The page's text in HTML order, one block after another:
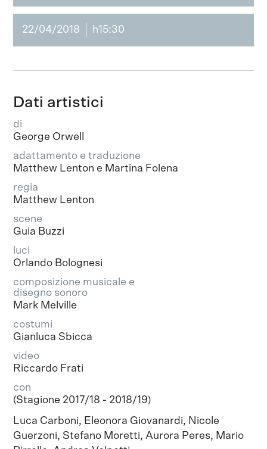
22/04/2018 h15:30
Dati artistici
di
George Orwell
adattamento e traduzione
Matthew Lenton e Martina Folena
regia
Matthew Lenton
scene
Guia Buzzi
luci
Orlando Bolognesi
composizione musicale e
disegno sonoro
Mark Melville
costumi
Gianluca Sbicca
video
Riccardo Frati
con
(Stagione 2017/18 - 2018/19)
Luca Carboni, Eleonora Giovanardi, Nicole
Guerzoni, Stefano Moretti, Aurora Peres, Mario